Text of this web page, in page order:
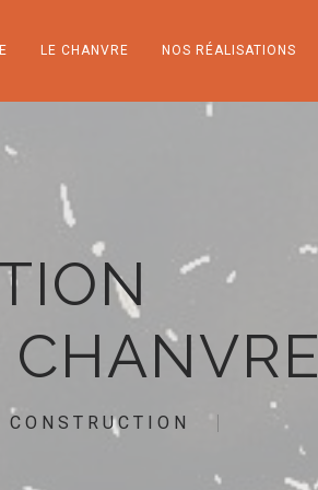
LE CHANVRE NOS RÉALISATIONS